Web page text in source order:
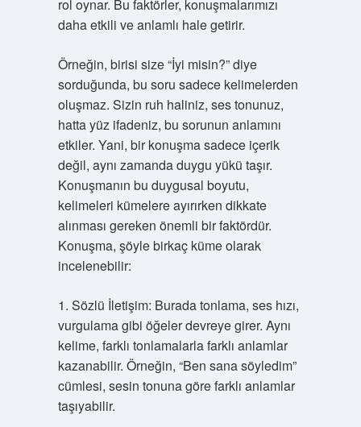
rol oynar. Bu faktörler, konuşmalarımızı
daha etkili ve anlamlı hale getirir.
Örneğin, birisi size “İyi misin?” diye
sorduğunda, bu soru sadece kelimelerden
oluşmaz. Sizin ruh haliniz, ses tonunuz,
hatta yüz ifadeniz, bu sorunun anlamını
etkiler. Yani, bir konuşma sadece içerik
değil, aynı zamanda duygu yükü taşır.
Konuşmanın bu duygusal boyutu,
kelimeleri kümelere ayırırken dikkate
alınması gereken önemli bir faktördür.
Konuşma, şöyle birkaç küme olarak
incelenebilir:
1. Sözlü İletişim: Burada tonlama, ses hızı,
vurgulama gibi öğeler devreye girer. Aynı
kelime, farklı tonlamalarla farklı anlamlar
kazanabilir. Örneğin, “Ben sana söyledim”
cümlesi, sesin tonuna göre farklı anlamlar
taşıyabilir.